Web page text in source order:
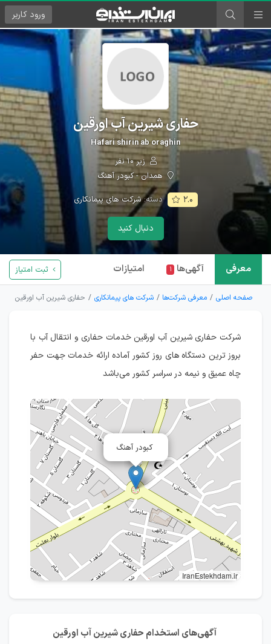
ورود کاربر
حفاری شیرین آب اورقین
Hafari shirin ab oraghin
زیر ۱۰ نفر
همدان - کبودر آهنگ
۲.۰ دسته:شرکت های پیمانکاری
دنبال کنید
معرفی آگهی‌ها ۱ امتیازات ثبت امتیاز
صفحه اصلی معرفی شرکت‌ها شرکت های پیمانکاری حفاری شیرین آب اورقین
شرکت حفاری شیرین آب اورقین خدمات حفاری و انتقال آب با
بروز ترین دستگاه های روز کشور آماده ارائه خدمات جهت حفر
چاه عمیق و نیمه در سراسر کشور می‌باشد
کبودر آهنگ
IranEstekhdam.ir
آگهی‌های استخدام حفاری شیرین آب اورقین